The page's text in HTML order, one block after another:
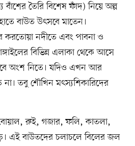
তৈরি বিশেষ ফাঁদ) নিয়ে অল্প
বাউত উৎসবে মাতেন।
করতোয়া নদীতে এবং পাবনা ও
বিভিন্ন এলাকা থেকে আসে
অংশ নিতে। যদিও এখন আর
তবু শৌখিন মৎস্যশিকারিদের
বোয়াল, রুই, গজার, ফলি, কাতলা,
এই বাউতদের চলাচলে বিলের জল